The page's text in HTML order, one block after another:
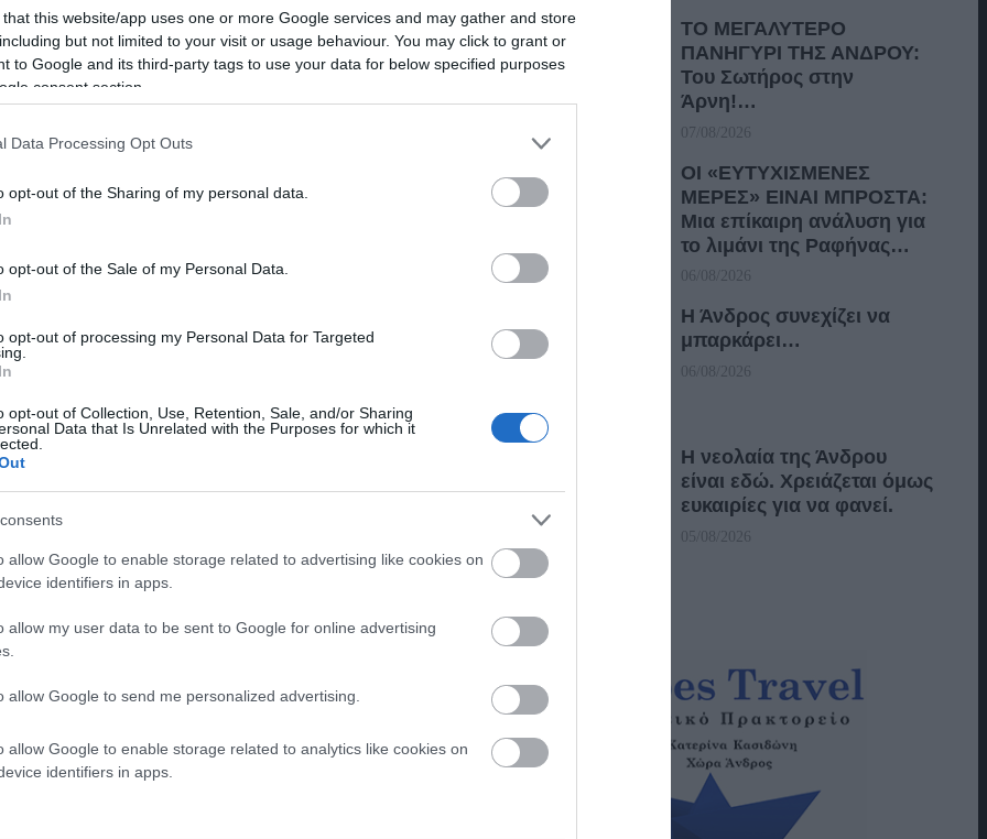
that this website/app uses one or more Google services and may gather and store
but not limited to your visit or usage behaviour. You may click to grant or
to Google and its third-party tags to use your data for below specified purposes
consent section.
Data Processing Opt Outs
opt-out of the Sharing of my personal data.
opt-out of the Sale of my Personal Data.
opt-out of processing my Personal Data for Targeted
opt-out of Collection, Use, Retention, Sale, and/or Sharing
Data that Is Unrelated with the Purposes for which it
allow Google to enable storage related to advertising like cookies on
identifiers in apps.
allow my user data to be sent to Google for online advertising
allow Google to send me personalized advertising.
allow Google to enable storage related to analytics like cookies on
identifiers in apps.
της Νότιας Άνδρου. Ξεκίνησε με την γιορτή της
Το γεγονός (event όπως το λένε πολλοί
30 Μαΐου.
μαγειρικώς (ως ειδικός περί το
ο πατήρ Αέτιος της Μονής Παναχράντου.
καθώς και οι κάτοικοι του Κορθίου.
και η παρουσία των μελών της αδελφότητας
– συνέβαλε στην επιτυχία της μακαρονάδας και
μετ’ επιτάσεως την Μονή δεν
εθελοντισμός και παρουσία στην κοινωνία
τους, κάτι από την Άνδρο, την οποία
ΤΟ ΜΕΓΑΛΥΤΕΡΟ
ΠΑΝΗΓΥΡΙ ΤΗΣ ΑΝΔΡΟΥ:
Του Σωτήρος στην
Άρνη!…
07/08/2026
ΟΙ «ΕΥΤΥΧΙΣΜΕΝΕΣ
ΜΕΡΕΣ» ΕΙΝΑΙ ΜΠΡΟΣΤΑ:
Μια επίκαιρη ανάλυση για
το λιμάνι της Ραφήνας…
06/08/2026
Η Άνδρος συνεχίζει να
μπαρκάρει…
06/08/2026
Η νεολαία της Άνδρου
είναι εδώ. Χρειάζεται όμως
ευκαιρίες για να φανεί.
05/08/2026